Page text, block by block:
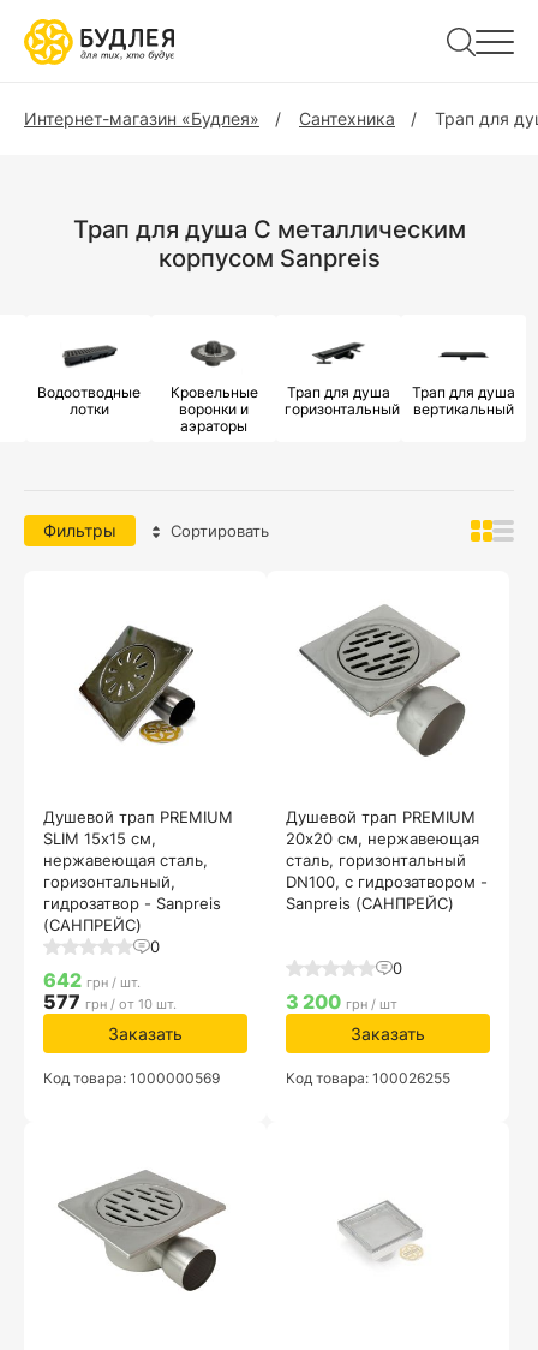
Интернет-магазин «Будлея» Сантехника Трап для
Трап для душа С металлическим
корпусом Sanpreis
Водоотводные
лотки
Кровельные
воронки и
аэраторы
Трап для душа
горизонтальный
Трап для душа
вертикальный
Фильтры Сортировать
Душевой трап PREMIUM
SLIM 15х15 см,
нержавеющая сталь,
горизонтальный,
гидрозатвор - Sanpreis
(САНПРЕЙС)
0
642 грн / шт.
577 грн / от 10 шт.
Заказать
Код товара: 1000000569
Душевой трап PREMIUM
20х20 см, нержавеющая
сталь, горизонтальный
DN100, с гидрозатвором -
Sanpreis (САНПРЕЙС)
0
3 200 грн / шт
Заказать
Код товара: 100026255